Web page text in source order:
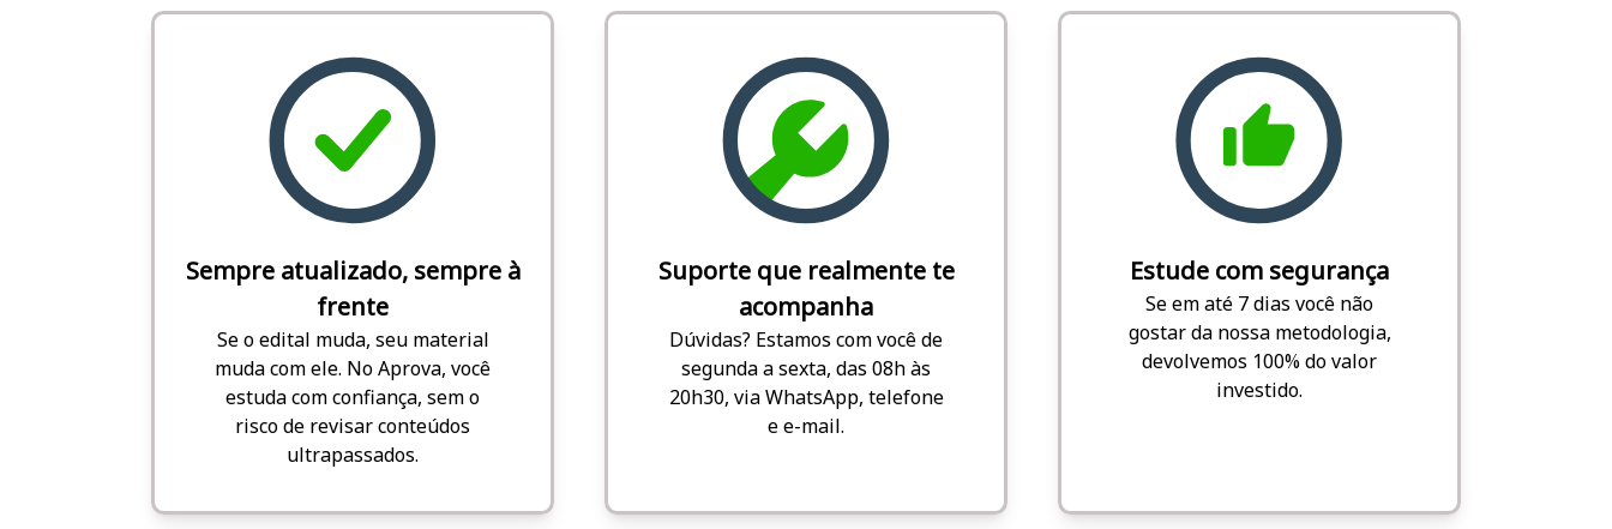
Sempre atualizado, sempre à
frente
Se o edital muda, seu material
muda com ele. No Aprova, você
estuda com confiança, sem o
risco de revisar conteúdos
ultrapassados.
Suporte que realmente te
acompanha
Dúvidas? Estamos com você de
segunda a sexta, das 08h às
20h30, via WhatsApp, telefone
e e-mail.
Estude com segurança
Se em até 7 dias você não
gostar da nossa metodologia,
devolvemos 100% do valor
investido.